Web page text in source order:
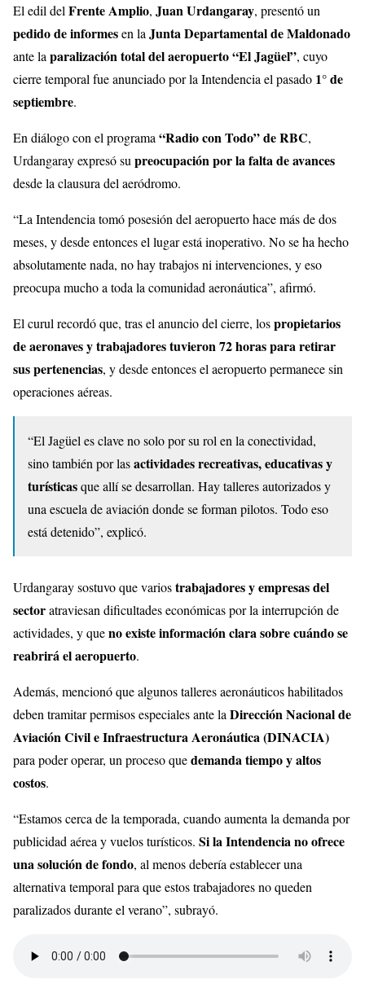
El edil del Frente Amplio, Juan Urdangaray, presentó un
pedido de informesen la Junta Departamental de Maldonado
ante la paralización total del aeropuerto “El Jagüel”, cuyo
cierre temporal fue anunciado por la Intendencia el pasado 1° de
septiembre.
En diálogo con el programa “Radio con Todo” de RBC,
Urdangaray expresó su preocupación por la falta de avances
desde la clausura del aeródromo.
“La Intendencia tomó posesión del aeropuerto hace más de dos
meses, y desde entonces el lugar está inoperativo. No se ha hecho
absolutamente nada, no hay trabajos ni intervenciones, y eso
preocupa mucho a toda la comunidad aeronáutica”, afirmó.
El curul recordó que, tras el anuncio del cierre, lospropietarios
de aeronaves y trabajadores tuvieron 72 horas para retirar
sus pertenencias, y desde entonces el aeropuerto permanece sin
operaciones aéreas.
“El Jagüel es clave no solo por su rol en la conectividad,
sino también por lasactividades recreativas, educativas y
turísticasque allí se desarrollan. Hay talleres autorizados y
una escuela de aviación donde se forman pilotos. Todo eso
está detenido”, explicó.
Urdangaray sostuvo que variostrabajadores y empresas del
sectoratraviesan dificultades económicas por la interrupción de
actividades, y queno existe información clara sobre cuándo se
reabrirá el aeropuerto.
Además, mencionó que algunos talleres aeronáuticos habilitados
deben tramitar permisos especiales ante la Dirección Nacional de
Aviación Civil e Infraestructura Aeronáutica (DINACIA)
para poder operar, un proceso quedemanda tiempo y altos
costos.
“Estamos cerca de la temporada, cuando aumenta la demanda por
publicidad aérea y vuelos turísticos. Si la Intendencia no ofrece
una solución de fondo, al menos debería establecer una
alternativa temporal para que estos trabajadores no queden
paralizados durante el verano”, subrayó.